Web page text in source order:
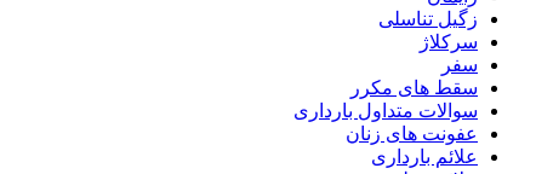
زگیل تناسلی
سرکلاژ
سفر
سقط های مکرر
سوالات متداول بارداری
عفونت های زنان
علائم بارداری